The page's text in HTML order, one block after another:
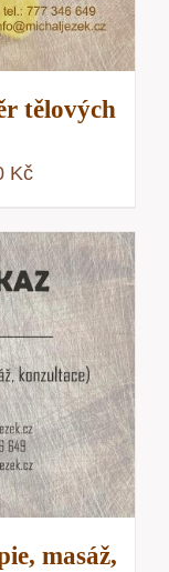
tělových
KčRozpětí
200 Kč
až
5000 Kč
masáž,